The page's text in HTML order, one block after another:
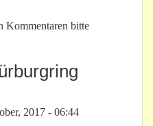
NGK oder Magneti Marelli?
Kommentaren bitte
2017 - 06:44